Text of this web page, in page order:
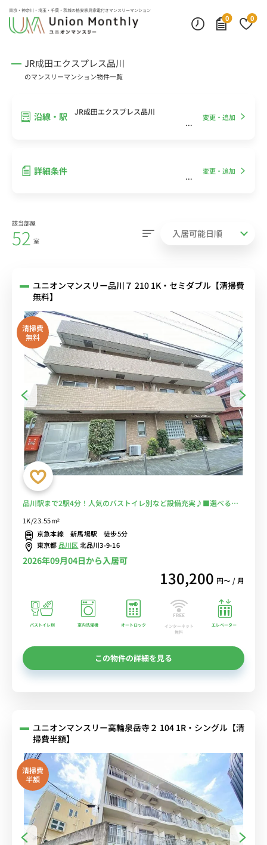
東京・神奈川・埼玉・千葉・茨城の格安家具家電付きマンスリーマンション
0
0
JR成田エクスプレス品川
のマンスリーマンション物件一覧
沿線・駅 JR成田エクスプレス品川
変更・追加
詳細条件 変更・追加
該当部屋
52 室
ユニオンマンスリー品川７ 210 1K・セミダブル【清掃費
無料】
清掃費
無料
品川駅まで2駅4分！人気のバストイレ別など設備充実♪■選べるWi-
1K/23.55m²
京急本線 新馬場駅 徒歩5分
東京都品川区北品川3-9-16
2026年09月04日から入居可
130,200 円〜 / 月
バストイレ別 室内洗濯機 オートロック
インターネット
無料
エレベーター
この物件の詳細を見る
ユニオンマンスリー高輪泉岳寺２ 104 1R・シングル【清
掃費半額】
清掃費
半額